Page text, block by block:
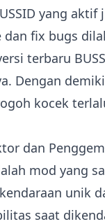
yang aktif
fix bugs
terbaru
Dengan
kocek
dan
mod yang
unik
saat